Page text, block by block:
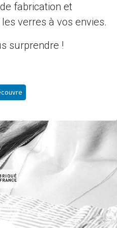
fabrication et
verres à vos envies.
surprendre !